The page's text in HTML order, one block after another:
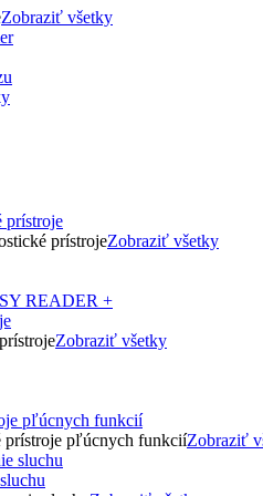
Zobraziť všetky
prístroje
prístrojeZobraziť všetky
Zobraziť všetky
pľúcnych funkcií
prístroje pľúcnych funkciíZobraziť